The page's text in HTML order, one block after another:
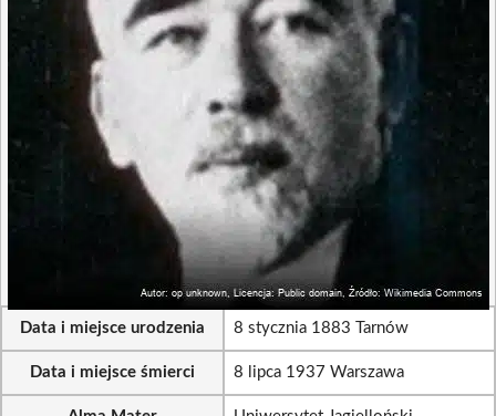
Data i miejsce urodzenia 8 stycznia 1883 Tarnów
Data i miejsce śmierci 8 lipca 1937 Warszawa